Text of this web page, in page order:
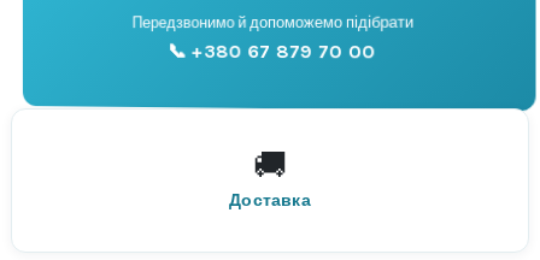
📞
Консультація
Передзвонимо й допоможемо підібрати
📞 +380 67 879 70 00
🚚
Доставка
По всій Україні
Нова Пошта